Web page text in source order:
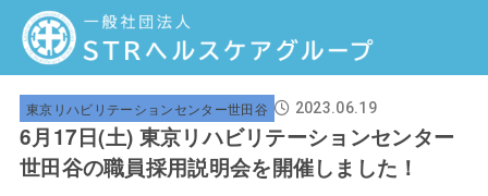
東京リハビリテーションセンター世田谷 2023.06.19
6月17日(土) 東京リハビリテーションセンター
世田谷の職員採用説明会を開催しました！